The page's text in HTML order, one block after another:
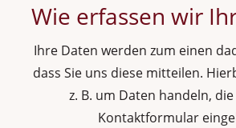
Wie erfassen wir
Ihre Daten werden zum einen
dass Sie uns diese mitteilen.
z. B. um Daten handeln,
Kontaktformular